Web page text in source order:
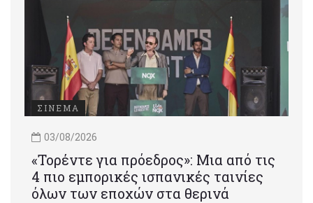
ΣΙΝΕΜΑ
03/08/2026
«Τορέντε για πρόεδρος»: Mια από τις
4 πιο εμπορικές ισπανικές ταινίες
όλων των εποχών στα θερινά